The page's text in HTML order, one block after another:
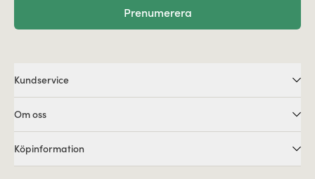
Prenumerera
Kundservice
Om oss
Köpinformation